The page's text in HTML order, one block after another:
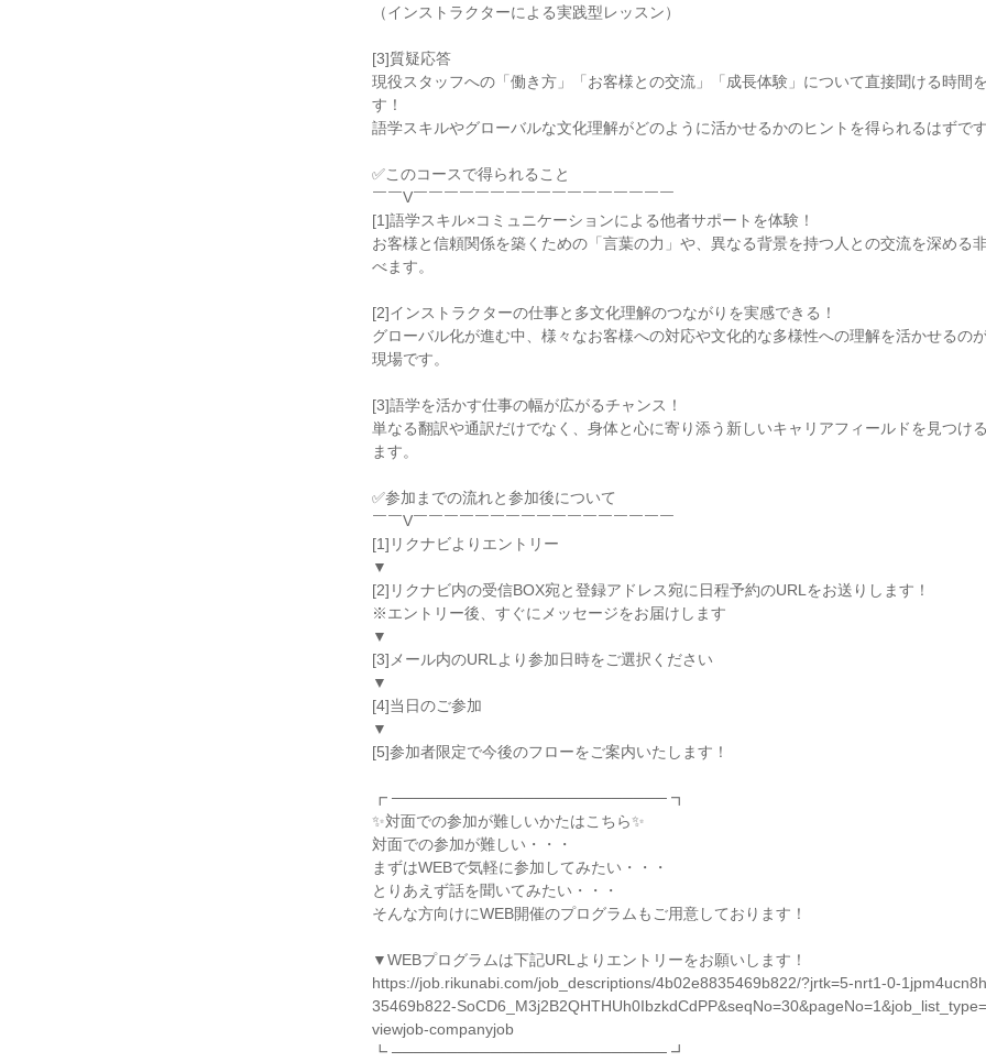
（インストラクターによる実践型レッスン）
[3]質疑応答
現役スタッフへの「働き方」「お客様との交流」「成長体験」について直接聞ける時間
す！
語学スキルやグローバルな文化理解がどのように活かせるかのヒントを得られるはずで
✅このコースで得られること
￣￣V￣￣￣￣￣￣￣￣￣￣￣￣￣￣￣￣￣
[1]語学スキル×コミュニケーションによる他者サポートを体験！
お客様と信頼関係を築くための「言葉の力」や、異なる背景を持つ人との交流を深める
べます。
[2]インストラクターの仕事と多文化理解のつながりを実感できる！
グローバル化が進む中、様々なお客様への対応や文化的な多様性への理解を活かせるの
現場です。
[3]語学を活かす仕事の幅が広がるチャンス！
単なる翻訳や通訳だけでなく、身体と心に寄り添う新しいキャリアフィールドを見つけ
ます。
✅参加までの流れと参加後について
￣￣V￣￣￣￣￣￣￣￣￣￣￣￣￣￣￣￣￣
[1]リクナビよりエントリー
▼
[2]リクナビ内の受信BOX宛と登録アドレス宛に日程予約のURLをお送りします！
※エントリー後、すぐにメッセージをお届けします
▼
[3]メール内のURLより参加日時をご選択ください
▼
[4]当日のご参加
▼
[5]参加者限定で今後のフローをご案内いたします！
┏ ───────────────────────── ┓
✨対面での参加が難しいかたはこちら✨
対面での参加が難しい・・・
まずはWEBで気軽に参加してみたい・・・
とりあえず話を聞いてみたい・・・
そんな方向けにWEB開催のプログラムもご用意しております！
▼WEBプログラムは下記URLよりエントリーをお願いします！
https://job.rikunabi.com/job_descriptions/4b02e8835469b822/?jrtk=5-nrt1-0-
35469b822-
viewjob-companyjob
┗ ───────────────────────── ┛